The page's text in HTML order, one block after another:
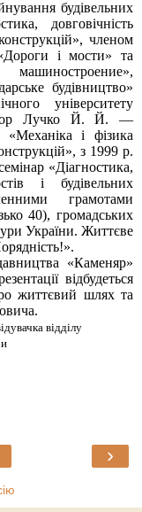
будівельних
довговічність
членом
і мости» та
машиностроение»,
будівництво»
університету
Лучко Й. Й. —
«Механіка і фізика
з 1999 р.
«Діагностика,
і будівельних
грамотами
40), громадських
України. Життєве
«Каменяр»
відбудеться
життєвий шлях та
відділу
›